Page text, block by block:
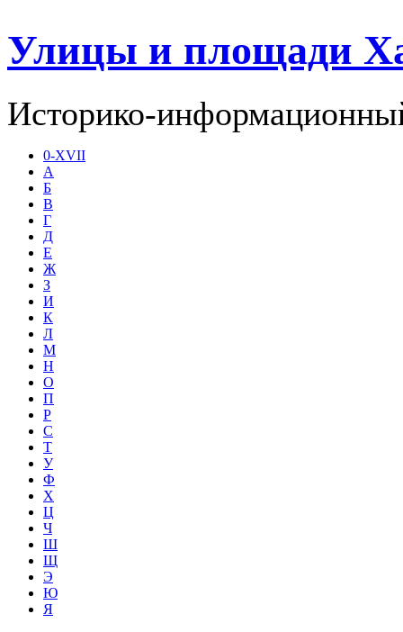
Улицы и площади
Историко-
0-XVII
А
Б
В
Г
Д
Е
Ж
З
И
К
Л
М
Н
О
П
Р
С
Т
У
Ф
Х
Ц
Ч
Ш
Щ
Э
Ю
Я